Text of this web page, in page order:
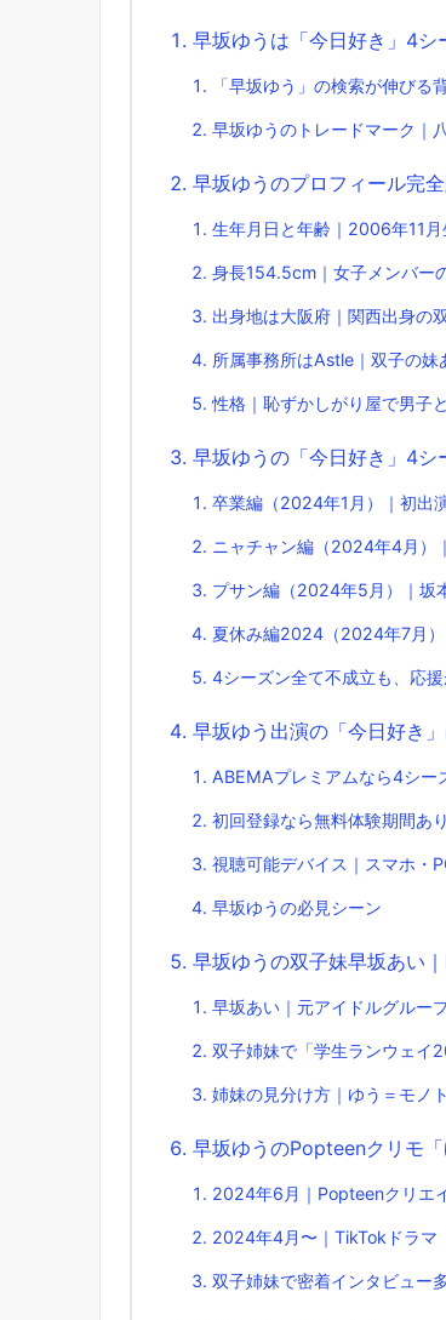
早坂ゆうは「今日好き」4
「早坂ゆう」の検索が伸びる
早坂ゆうのトレードマーク｜
早坂ゆうのプロフィール完
生年月日と年齢｜2006年11
身長154.5cm｜女子メンバー
出身地は大阪府｜関西出身の
所属事務所はAstle｜双子の妹
性格｜恥ずかしがり屋で男子
早坂ゆうの「今日好き」4シ
卒業編（2024年1月）｜初出
ニャチャン編（2024年4月）
プサン編（2024年5月）｜坂
夏休み編2024（2024年7月）
4シーズン全て不成立も、応
早坂ゆう出演の「今日好き
ABEMAプレミアムなら4シー
初回登録なら無料体験期間あり
視聴可能デバイス｜スマホ・
早坂ゆうの必見シーン
早坂ゆうの双子妹早坂あい
早坂あい｜元アイドルグルー
双子姉妹で「学生ランウェイ
姉妹の見分け方｜ゆう＝モノ
早坂ゆうのPopteenクリモ
2024年6月｜Popteenクリエ
2024年4月〜｜TikTokドラマ
双子姉妹で密着インタビュー